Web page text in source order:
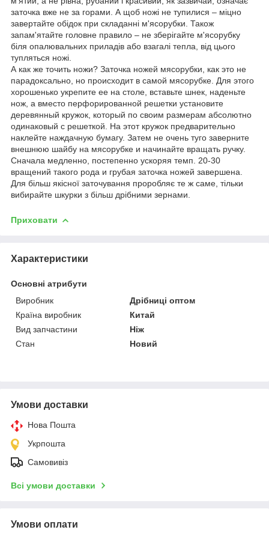
заточка вже не за горами. А щоб ножі не тупилися – міцно
завертайте обідок при складанні м'ясорубки. Також
запам'ятайте головне правило – не зберігайте м'ясорубку
біля опалювальних приладів або взагалі тепла, від цього
тупляться ножі.
А как же точить ножи? Заточка ножей мясорубки, как это не
парадоксально, но происходит в самой мясорубке. Для этого
хорошенько укрепите ее на столе, вставьте шнек, наденьте
нож, а вместо перфорированной решетки установите
деревянный кружок, который по своим размерам абсолютно
одинаковый с решеткой. На этот кружок предварительно
наклейте наждачную бумагу. Затем не очень туго заверните
внешнюю шайбу на мясорубке и начинайте вращать ручку.
Сначала медленно, постепенно ускоряя темп. 20-30
вращений такого рода и грубая заточка ножей завершена.
Для більш якісної заточування проробляє те ж саме, тільки
вибирайте шкурки з більш дрібними зернами.
Приховати
Характеристики
Основні атрибути
Виробник
Дрібниці оптом
Країна виробник
Китай
Вид запчастини
Ніж
Стан
Новий
Умови доставки
Нова Пошта
Укрпошта
Самовивіз
Всі умови доставки
Умови оплати